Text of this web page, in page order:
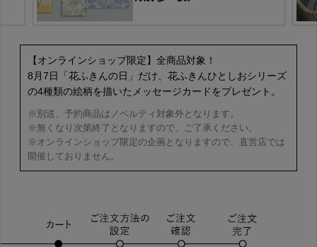
【オンラインショップ限定】全商品対象！
8月7日「花ふきんの日」だけ、花ふきんひとしおシリーズ
の4種類の絵柄を描いたメッセージカードをプレゼント。
※別送、予約商品はノベルティ対象外となります。
※無くなり次第終了となりますので、ご了承ください。
※オンラインショップ限定の企画となりますので、直営店では
開催しておりません。